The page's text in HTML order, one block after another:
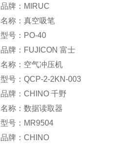
品牌：MIRUC
名称：真空吸笔
型号：PO-40
品牌：FUJICON 富士
名称：空气冲压机
型号：QCP-2-2KN-003
品牌：CHINO 千野
名称：数据读取器
型号：MR9504
品牌：CHINO